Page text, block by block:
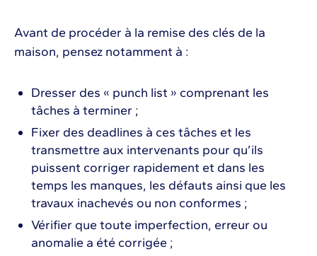
Avant de procéder à la remise des clés de la
maison, pensez notamment à :
Dresser des « punch list » comprenant les
tâches à terminer ;
Fixer des deadlines à ces tâches et les
transmettre aux intervenants pour qu’ils
puissent corriger rapidement et dans les
temps les manques, les défauts ainsi que les
travaux inachevés ou non conformes ;
Vérifier que toute imperfection, erreur ou
anomalie a été corrigée ;